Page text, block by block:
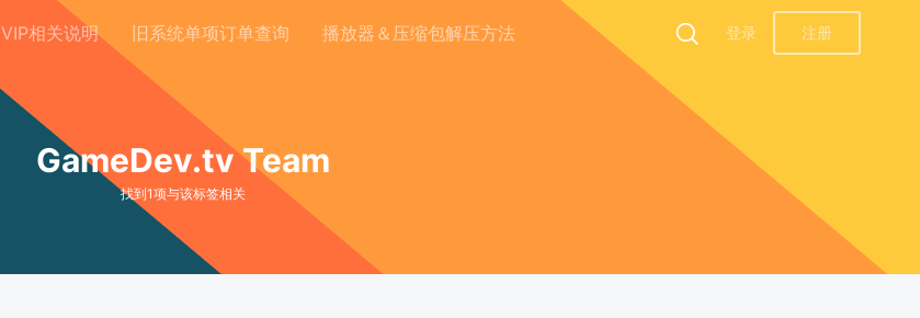
VIP相关说明 旧系统单项订单查询 播放器＆压缩包解压方法 登录 注册
GameDev.tv Team
找到1项与该标签相关